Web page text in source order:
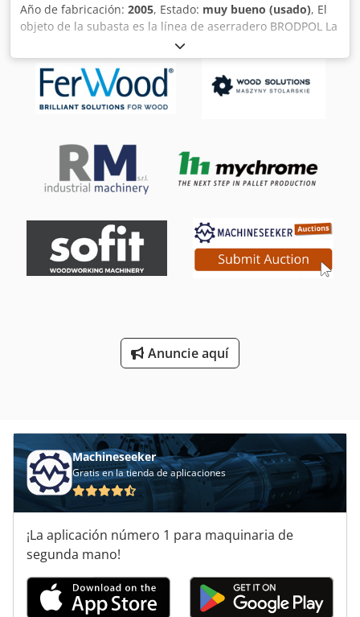
Año de fabricación: 2005, Estado: muy bueno (usado), El
objeto de la subasta es la línea de aserradero BRODPOL La
línea consta de un prealimentador de troncos más
cascada, un alimentador, un aserradero circular BRODPOL
TT5/500/320/G con unidad de centrado y recepción y una
mesa de distribución. Crsdjl H Hy Hjpfx Abiof - diámetro de
la pieza de trabajo 100 - 320 mm - longitud de la pieza
mm - número máximo de sierras en el husillo 5 uds. -
velocidad de avance 10 - 28 m/min. - potencia del motor
principal 55 kW + 75 kW Hcwgak9s - conexión neumática
necesaria 6 atm. - capacidad hasta 20 m³ por hora de
Anuncie aquí
Machineseeker
Gratis en la tienda de aplicaciones
¡La aplicación número 1 para maquinaria de
segunda mano!